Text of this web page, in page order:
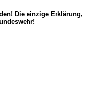
Die einzige